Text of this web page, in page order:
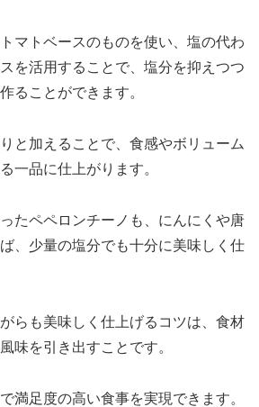
マトベースのものを使い、塩の代わ
を活用することで、塩分を抑えつつ
ることができます。
と加えることで、食感やボリューム
一品に仕上がります。
たペペロンチーノも、にんにくや唐
、少量の塩分でも十分に美味しく仕
らも美味しく仕上げるコツは、食材
味を引き出すことです。
満足度の高い食事を実現できます。